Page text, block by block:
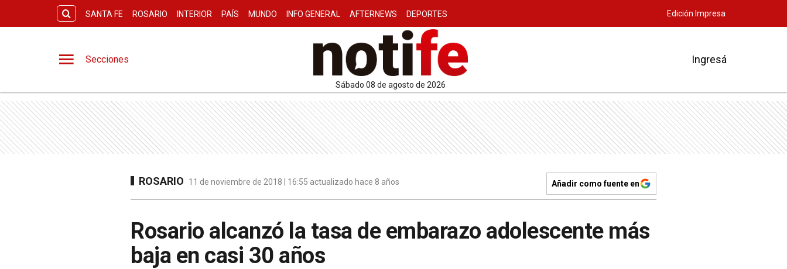
SANTA FE ROSARIO INTERIOR PAÍS MUNDO INFO GENERAL AFTERNEWS DEPORTES Edición Impresa
Secciones
sábado 08 de agosto de 2026
Ingresá
ROSARIO 11 de noviembre de 2018 | 16:55 actualizado hace 8 años Añadir como fuente en
Rosario alcanzó la tasa de embarazo adolescente más
baja en casi 30 años